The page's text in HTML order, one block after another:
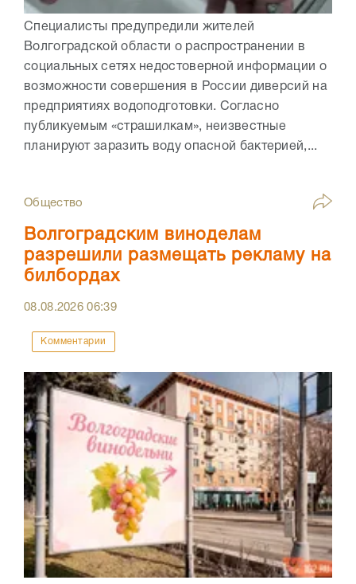
Специалисты предупредили жителей
Волгоградской области о распространении в
социальных сетях недостоверной информации о
возможности совершения в России диверсий на
предприятиях водоподготовки. Согласно
публикуемым «страшилкам», неизвестные
планируют заразить воду опасной бактерией,...
Общество
Волгоградским виноделам
разрешили размещать рекламу на
билбордах
08.08.202606:39
Комментарии